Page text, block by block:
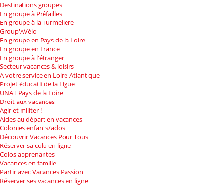
Destinations groupes
En groupe à Préfailles
En groupe à la Turmelière
Group'AVélo
En groupe en Pays de la Loire
En groupe en France
En groupe à l'étranger
Secteur vacances & loisirs
A votre service en Loire-Atlantique
Projet éducatif de la Ligue
UNAT Pays de la Loire
Droit aux vacances
Agir et militer !
Aides au départ en vacances
Colonies enfants/ados
Découvrir Vacances Pour Tous
Réserver sa colo en ligne
Colos apprenantes
Vacances en famille
Partir avec Vacances Passion
Réserver ses vacances en ligne